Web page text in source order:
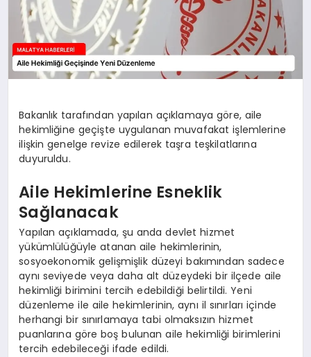
SIYASET
SPOR
Bakanlık tarafından yapılan açıklamaya göre, aile
hekimliğine geçişte uygulanan muvafakat işlemlerine
ilişkin genelge revize edilerek taşra teşkilatlarına
duyuruldu.
Aile Hekimlerine Esneklik
Sağlanacak
Yapılan açıklamada, şu anda devlet hizmet
yükümlülüğüyle atanan aile hekimlerinin,
sosyoekonomik gelişmişlik düzeyi bakımından sadece
aynı seviyede veya daha alt düzeydeki bir ilçede aile
hekimliği birimini tercih edebildiği belirtildi. Yeni
düzenleme ile aile hekimlerinin, aynı il sınırları içinde
herhangi bir sınırlamaya tabi olmaksızın hizmet
puanlarına göre boş bulunan aile hekimliği birimlerini
tercih edebileceği ifade edildi.